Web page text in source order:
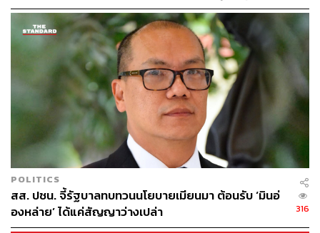
โครงการที่จะเสนอขอใช้เงินกู้ดังกล่าว
ศิริกัญญาเปิดเผยว่า พรรคได้รับเอกสารที่มีการส่งเวียนไปยัง
องค์กรปกครองส่วนท้องถิ่น ซึ่งมีลักษณะเป็นรายการ
โครงการสำเร็จรูปให้ท้องถิ่นเลือกขอใช้เงินกู้ เช่น รถขยะ
พลังงานไฟฟ้า ลานกีฬาโซลาร์ เครื่องผลิตออกซิเจนพลังงาน
แสงอาทิตย์ และการติดตั้งโซลาร์รูฟท็อป
ศิริรกัญญาชี้ว่า โครงการเหล่านี้ไม่สะท้อนถึงการเปลี่ยนผ่าน
สู่พลังงานสะอาด หรือลดการใช้เชื้อเพลิงฟอสซิลอย่างมีนัย
สำคัญ นำมาสู่ข้อสงสัยเรื่องการเตรียมผู้รับจ้างไว้ล่วงหน้า
และข้อกังวลว่าโครงการเหล่านี้อาจไม่ได้เป็นการลงทุนเพื่อ
การเปลี่ยนผ่านพลังงานตามวัตถุประสงค์ที่กล่าวอ้าง
POLITICS
สส. ปชน. จี้รัฐบาลทบทวนนโยบายเมียนมา ต้อนรับ ‘มินอ่
องหล่าย’ ได้แค่สัญญาว่างเปล่า
316